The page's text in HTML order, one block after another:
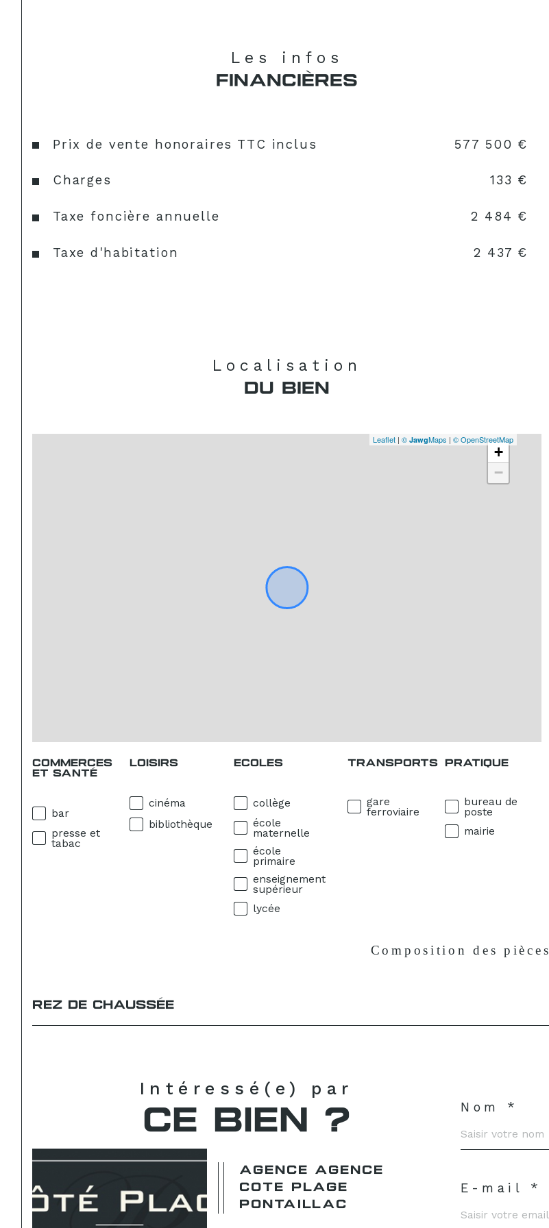
Les infos
FINANCIÈRES
Prix de vente honoraires TTC inclus 577 500 €
Charges 133 €
Taxe foncière annuelle 2 484 €
Taxe d'habitation 2 437 €
Localisation
DU BIEN
+
−
Leaflet |©JawgMaps |© OpenStreetMap
COMMERCES
ET SANTÉ
bar
presse et
tabac
LOISIRS
cinéma
bibliothèque
ECOLES
collège
école
maternelle
école
primaire
enseignement
supérieur
lycée
TRANSPORTS
gare
ferroviaire
PRATIQUE
bureau de
poste
mairie
Composition des pièces
REZ DE CHAUSSÉE
Intéressé(e) par
CE BIEN ?
AGENCE AGENCE
COTE PLAGE
PONTAILLAC
Nom *
E-mail *